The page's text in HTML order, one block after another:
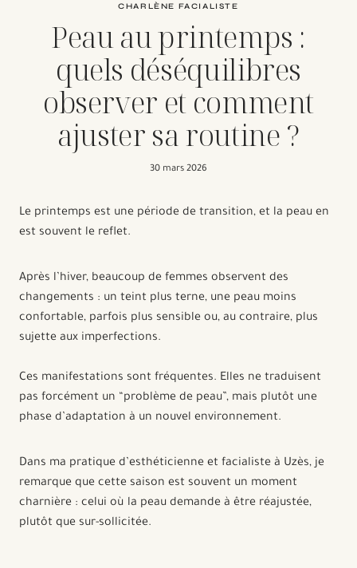
CHARLÈNE FACIALISTE
Peau au printemps :
quels déséquilibres
observer et comment
ajuster sa routine ?
30 mars 2026
Le printemps est une période de transition, et la peau en
est souvent le reflet.
Après l’hiver, beaucoup de femmes observent des
changements : un teint plus terne, une peau moins
confortable, parfois plus sensible ou, au contraire, plus
sujette aux imperfections.
Ces manifestations sont fréquentes. Elles ne traduisent
pas forcément un “problème de peau”, mais plutôt une
phase d’adaptation à un nouvel environnement.
Dans ma pratique d’esthéticienne et facialiste à Uzès, je
remarque que cette saison est souvent un moment
charnière : celui où la peau demande à être réajustée,
plutôt que sur-sollicitée.